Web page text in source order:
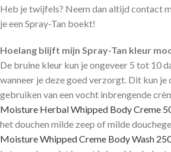
Heb je twijfels? Neem dan altijd contact
je een Spray-Tan boekt!
Hoelang blijft mijn Spray-Tan kleur
De bruine kleur kun je ongeveer 5 tot 10
wanneer je deze goed verzorgt. Dit kun je
gebruiken van een vocht inbrengende
Moisture Herbal Whipped Body Creme
het douchen milde zeep of milde
Moisture Whipped Creme Body Wash